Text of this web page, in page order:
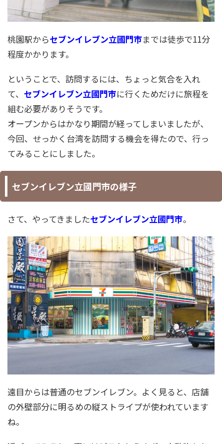
桃園駅からセブンイレブン立國門市までは徒歩で11分
程度かかります。
ということで、訪問するには、ちょっと気合を入れ
て、 セブンイレブン立國門市に行くためだけに旅程を
組む必要がありそうです。
オープンからはかなり期間が経ってしまいましたが、
今回、せっかく台湾を訪問する機会を得たので、行っ
てみることにしました。
セブンイレブン立國門市の様子
さて、やってきましたセブンイレブン立國門市。
遠目からは普通のセブンイレブン。よく見ると、店舗
の外壁部分に明るめの縦ストライプが使われています
ね。